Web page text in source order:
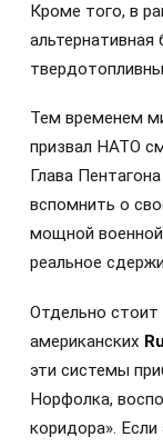
Кроме того, в
Тем временем
призвал НАТО
Глава
вспомнить о
мощной военной
реальное
Отдельно стоит
американских
эти системы
Норфолка,
коридора».